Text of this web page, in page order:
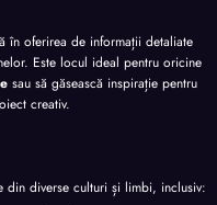
în oferirea de informații detaliate
Este locul ideal pentru oricine
sau să găsească inspirație pentru
creativ.
din diverse culturi și limbi, inclusiv: